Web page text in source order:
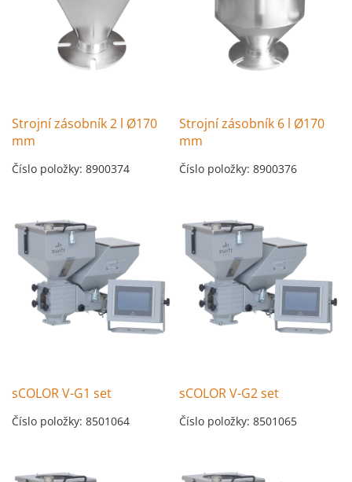
Strojní zásobník 2 l Ø170
mm
Číslo položky: 8900374
Strojní zásobník 6 l Ø170
mm
Číslo položky: 8900376
sCOLOR V-G1 set
Číslo položky: 8501064
sCOLOR V-G2 set
Číslo položky: 8501065